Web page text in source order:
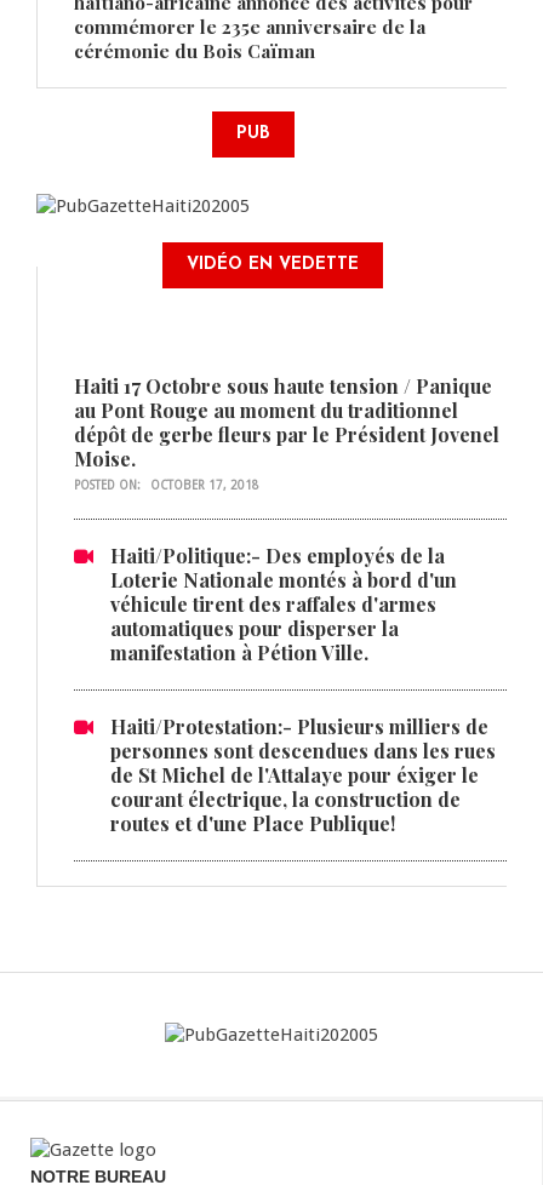
commémorer le 235e anniversaire de la
cérémonie du Bois Caïman
PUB
VIDÉO EN VEDETTE
Haiti 17 Octobre sous haute tension / Panique
au Pont Rouge au moment du traditionnel
dépôt de gerbe fleurs par le Président Jovenel
Moise.
POSTED ON: OCTOBER 17, 2018
Haiti/Politique:- Des employés de la
Loterie Nationale montés à bord d'un
véhicule tirent des raffales d'armes
automatiques pour disperser la
manifestation à Pétion Ville.
Haiti/Protestation:- Plusieurs milliers de
personnes sont descendues dans les rues
de St Michel de l'Attalaye pour éxiger le
courant électrique, la construction de
routes et d'une Place Publique!
NOTRE BUREAU